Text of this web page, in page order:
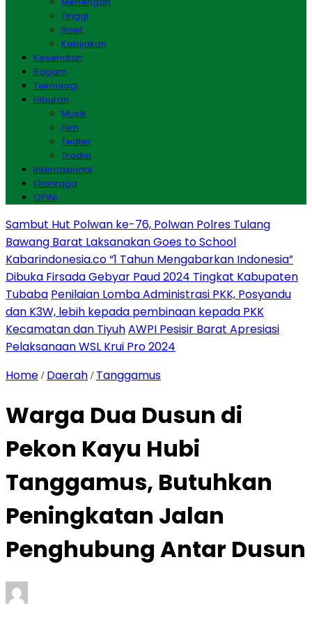
Tinggi
Riset
Kebijakan
Kesehatan
Ragam
Teknologi
Hiburan
Musik
Film
Teater
Tradisi
Internasional
Olahraga
OPINI
Sambut Hut Polwan ke-76, Polwan Polres Tulang
Bawang Barat Laksanakan Goes to School
Kabarindonesia.co “1 Tahun Mengabarkan Indonesia”
Dibuka Firsada Gebyar Paud 2024 Tingkat Kabupaten
Tubaba Penilaian Lomba Administrasi PKK, Posyandu
dan K3W, lebih kepada pembinaan kepada PKK
Kecamatan dan TiyuhAWPI Pesisir Barat Apresiasi
Pelaksanaan WSL Krui Pro 2024
Home / Daerah / Tanggamus
Warga Dua Dusun di
Pekon Kayu Hubi
Tanggamus, Butuhkan
Peningkatan Jalan
Penghubung Antar Dusun